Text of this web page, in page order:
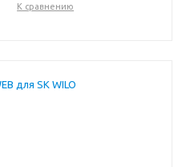
К сравнению